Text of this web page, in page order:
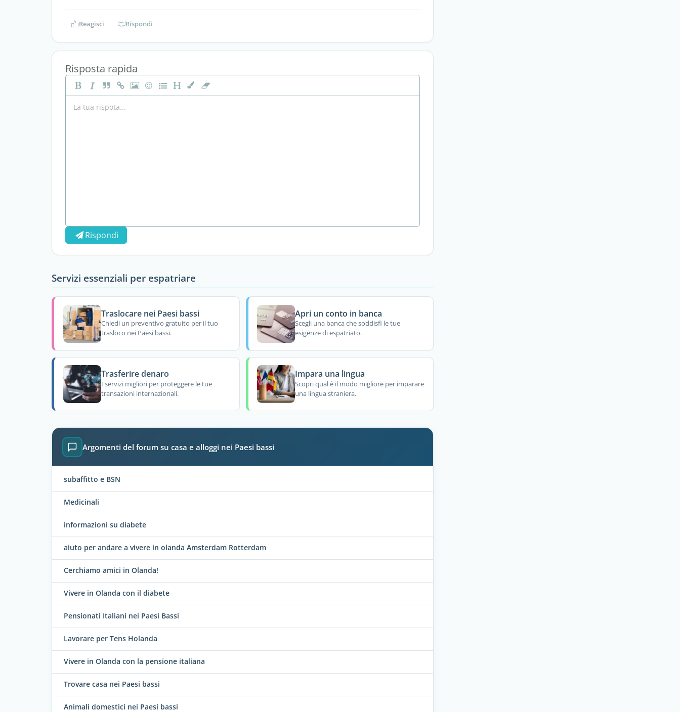
Reagisci Rispondi
Risposta rapida
Rispondi
Servizi essenziali per espatriare
Traslocare nei Paesi bassi
Chiedi un preventivo gratuito per il tuo
trasloco nei Paesi bassi.
Apri un conto in banca
Scegli una banca che soddisfi le tue
esigenze di espatriato.
Trasferire denaro
I servizi migliori per proteggere le tue
transazioni internazionali.
Impara una lingua
Scopri qual è il modo migliore per imparare
una lingua straniera.
Argomenti del forum su casa e alloggi nei Paesi bassi
subaffitto e BSN
Medicinali
informazioni su diabete
aiuto per andare a vivere in olanda Amsterdam Rotterdam
Cerchiamo amici in Olanda!
Vivere in Olanda con il diabete
Pensionati Italiani nei Paesi Bassi
Lavorare per Tens Holanda
Vivere in Olanda con la pensione italiana
Trovare casa nei Paesi bassi
Animali domestici nei Paesi bassi